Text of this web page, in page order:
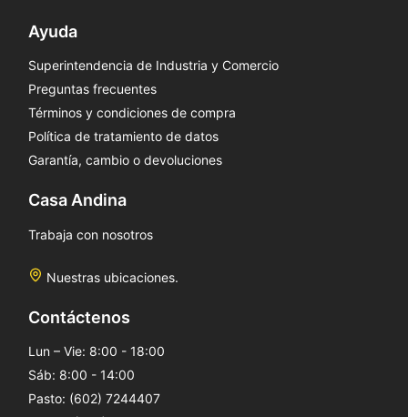
Ayuda
Superintendencia de Industria y Comercio
Preguntas frecuentes
Términos y condiciones de compra
Política de tratamiento de datos
Garantía, cambio o devoluciones
Casa Andina
Trabaja con nosotros
Nuestras ubicaciones.
Contáctenos
Lun – Vie: 8:00 - 18:00
Sáb: 8:00 - 14:00
Pasto: (602) 7244407